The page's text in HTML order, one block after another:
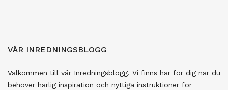
VÅR INREDNINGSBLOGG
Välkommen till vår Inredningsblogg. Vi finns här för dig när du
behöver härlig inspiration och nyttiga instruktioner för